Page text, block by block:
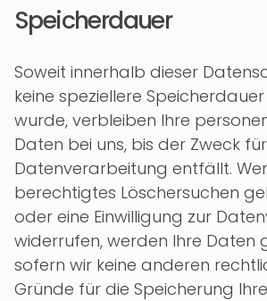
Speicherdauer
Soweit innerhalb dieser
keine speziellere
wurde, verbleiben Ihre
Daten bei uns, bis der Zweck
Datenverarbeitung entfällt.
berechtigtes Löschersuchen
oder eine Einwilligung zur
widerrufen, werden Ihre Daten
sofern wir keine anderen
Gründe für die Speicherung